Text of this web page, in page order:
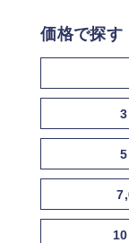
価格で探す